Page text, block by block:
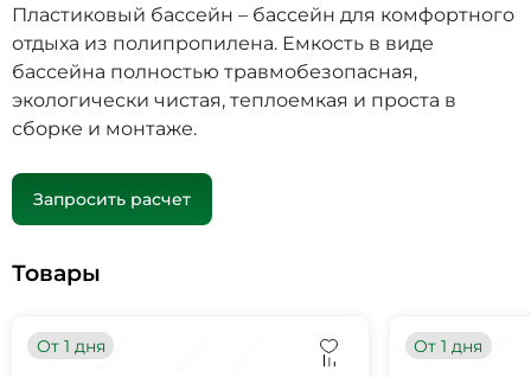
Пластиковый бассейн – бассейн для комфортного
отдыха из полипропилена. Емкость в виде
бассейна полностью травмобезопасная,
экологически чистая, теплоемкая и проста в
сборке и монтаже.
Запросить расчет
Товары
От 1 дня От 1 дня